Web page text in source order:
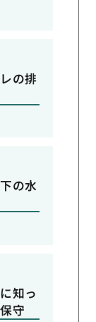
の排
の水
知っ
守